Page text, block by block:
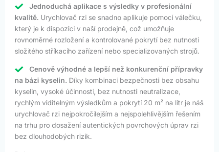
Jednoduchá aplikace s výsledky v profesionální
kvalitě. Urychlovač rzi se snadno aplikuje pomocí válečku,
který je k dispozici v naší prodejně, což umožňuje
rovnoměrné rozložení a kontrolované pokrytí bez nutnosti
složitého stříkacího zařízení nebo specializovaných strojů.
Cenově výhodné a lepší než konkurenční přípravky
na bázi kyselin. Díky kombinaci bezpečnosti bez obsahu
kyselin, vysoké účinnosti, bez nutnosti neutralizace,
rychlým viditelným výsledkům a pokrytí 20 m² na litr je náš
urychlovač rzi nejpokročilejším a nejspolehlivějším řešením
na trhu pro dosažení autentických povrchových úprav rzi
bez dlouhodobých rizik.